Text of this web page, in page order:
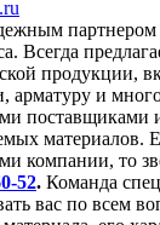
Всегда
продукции,
арматуру и
поставщиками
материалов.
компании, то
52. Команда
вас по всем